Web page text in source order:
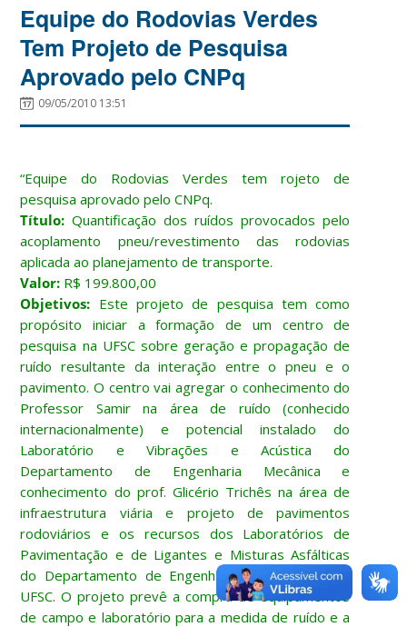
Equipe do Rodovias Verdes
Tem Projeto de Pesquisa
Aprovado pelo CNPq
09/05/2010 13:51
“Equipe do Rodovias Verdes tem rojeto de
pesquisa aprovado pelo CNPq.
Título:Quantificação dos ruídos provocados pelo
acoplamento pneu/revestimento das rodovias
aplicada ao planejamento de transporte.
Valor: R$ 199.800,00
Objetivos: Este projeto de pesquisa tem como
propósito iniciar a formação de um centro de
pesquisa na UFSC sobre geração e propagação de
ruído resultante da interação entre o pneu e o
pavimento. O centro vai agregar o conhecimento do
Professor Samir na área de ruído (conhecido
internacionalmente) e potencial instalado do
Laboratório e Vibrações e Acústica do
Departamento de Engenharia Mecânica e
conhecimento do prof. Glicério Trichês na área de
infraestrutura viária e projeto de pavimentos
rodoviários e os recursos dos Laboratórios de
Pavimentação e de Ligantes e Misturas Asfálticas
do Departamento de Engenharia Civil, todos da
UFSC. O projeto prevê a compra de equipamentos
de campo e laboratório para a medida de ruído e a